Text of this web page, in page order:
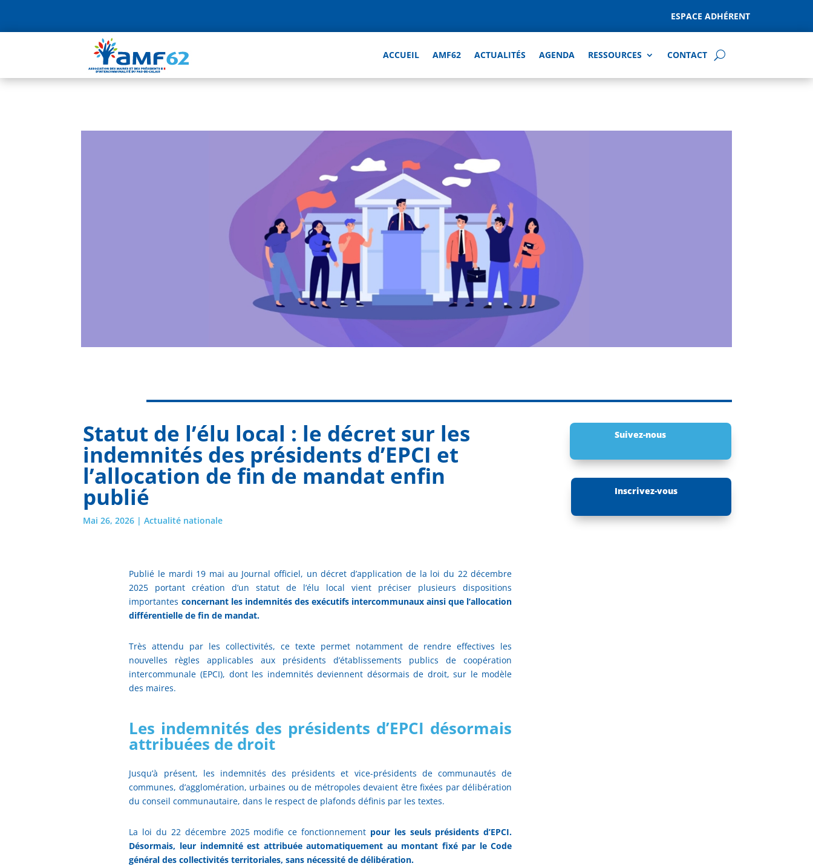
ESPACE ADHÉRENT
ACCUEIL AMF62 ACTUALITÉS AGENDA RESSOURCES CONTACT
Statut de l’élu local : le décret sur les
indemnités des présidents d’EPCI et
l’allocation de fin de mandat enfin
publié
Mai 26, 2026 |Actualité nationale
Publié le mardi 19 mai au Journal officiel, un décret d’application de la loi du 22 décembre
2025 portant création d’un statut de l’élu local vient préciser plusieurs dispositions
importantes concernant les indemnités des exécutifs intercommunaux ainsi que l’allocation
différentielle de fin de mandat.
Très attendu par les collectivités, ce texte permet notamment de rendre effectives les
nouvelles règles applicables aux présidents d’établissements publics de coopération
intercommunale (EPCI), dont les indemnités deviennent désormais de droit, sur le modèle
des maires.
Les indemnités des présidents d’EPCI désormais
attribuées de droit
Jusqu’à présent, les indemnités des présidents et vice-présidents de communautés de
communes, d’agglomération, urbaines ou de métropoles devaient être fixées par délibération
du conseil communautaire, dans le respect de plafonds définis par les textes.
La loi du 22 décembre 2025 modifie ce fonctionnement pour les seuls présidents d’EPCI.
Désormais, leur indemnité est attribuée automatiquement au montant fixé par le Code
général des collectivités territoriales, sans nécessité de délibération.
Suivez-nous
Inscrivez-vous